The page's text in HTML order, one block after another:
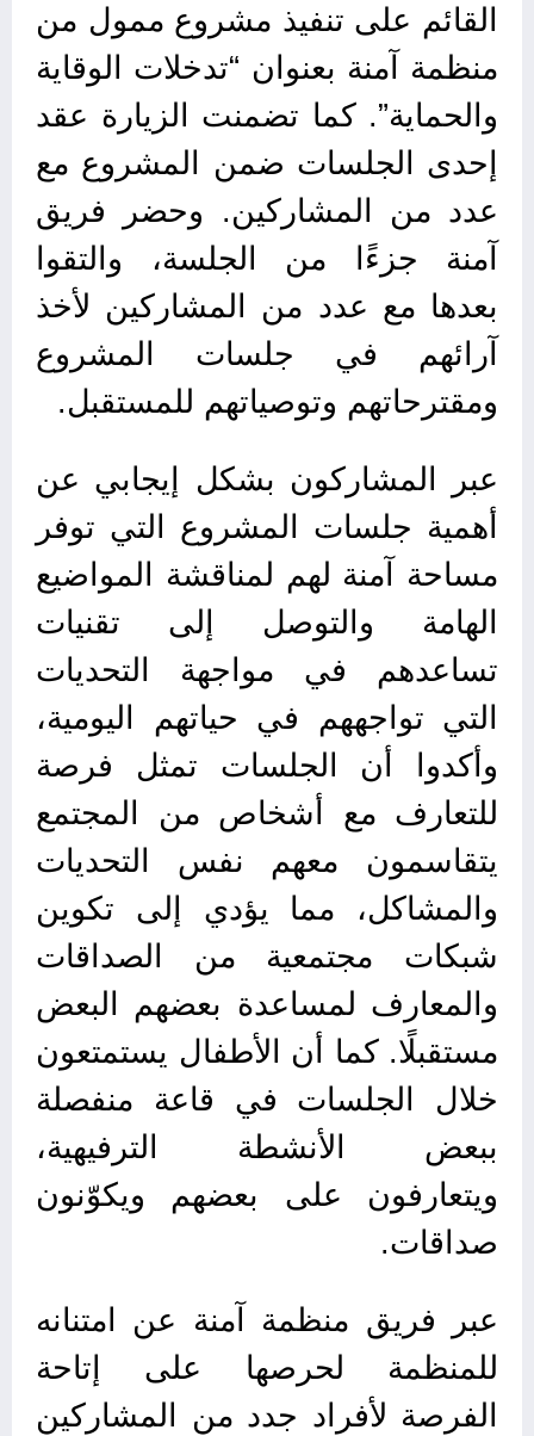
القائم على تنفيذ مشروع ممول من
منظمة آمنة بعنوان “تدخلات الوقاية
والحماية”. كما تضمنت الزيارة عقد
إحدى الجلسات ضمن المشروع مع
عدد من المشاركين. وحضر فريق
آمنة جزءًا من الجلسة، والتقوا
بعدها مع عدد من المشاركين لأخذ
آرائهم في جلسات المشروع
ومقترحاتهم وتوصياتهم للمستقبل.
عبر المشاركون بشكل إيجابي عن
أهمية جلسات المشروع التي توفر
مساحة آمنة لهم لمناقشة المواضيع
الهامة والتوصل إلى تقنيات
تساعدهم في مواجهة التحديات
التي تواجههم في حياتهم اليومية،
وأكدوا أن الجلسات تمثل فرصة
للتعارف مع أشخاص من المجتمع
يتقاسمون معهم نفس التحديات
والمشاكل، مما يؤدي إلى تكوين
شبكات مجتمعية من الصداقات
والمعارف لمساعدة بعضهم البعض
مستقبلًا. كما أن الأطفال يستمتعون
خلال الجلسات في قاعة منفصلة
ببعض الأنشطة الترفيهية،
ويتعارفون على بعضهم ويكوّنون
صداقات.
عبر فريق منظمة آمنة عن امتنانه
للمنظمة لحرصها على إتاحة
الفرصة لأفراد جدد من المشاركين